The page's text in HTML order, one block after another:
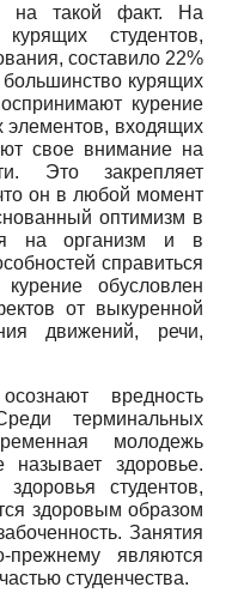
на такой факт. На
студентов,
составило 22%
курящих
курение
элементов, входящих
свое внимание на
Это закрепляет
он в любой момент
оптимизм в
на организм и в
справиться
обусловлен
от выкуренной
движений, речи,
вредность
терминальных
молодежь
здоровье.
студентов,
здоровым образом
Занятия
прежнему являются
студенчества.